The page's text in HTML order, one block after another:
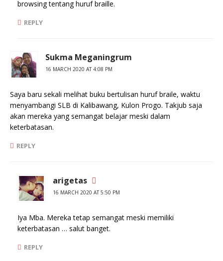
browsing tentang huruf braille.
REPLY
Sukma Meganingrum
16 MARCH 2020 AT 4:08 PM
Saya baru sekali melihat buku bertulisan huruf braile, waktu
menyambangi SLB di Kalibawang, Kulon Progo. Takjub saja
akan mereka yang semangat belajar meski dalam
keterbatasan.
REPLY
arigetas
16 MARCH 2020 AT 5:50 PM
Iya Mba. Mereka tetap semangat meski memiliki
keterbatasan … salut banget.
REPLY